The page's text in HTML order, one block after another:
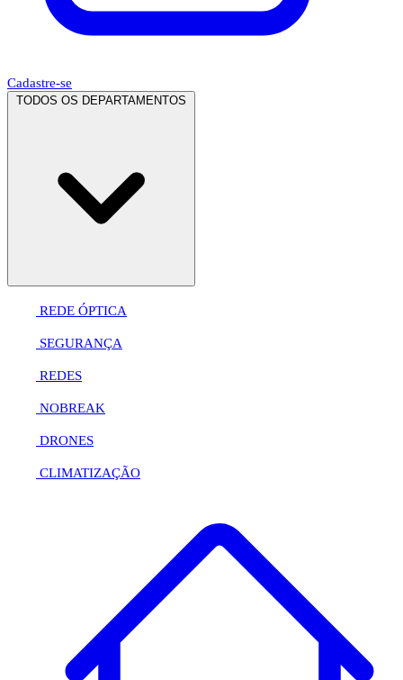
Cadastre-se
TODOS OS DEPARTAMENTOS
REDE ÓPTICA
SEGURANÇA
REDES
NOBREAK
DRONES
CLIMATIZAÇÃO